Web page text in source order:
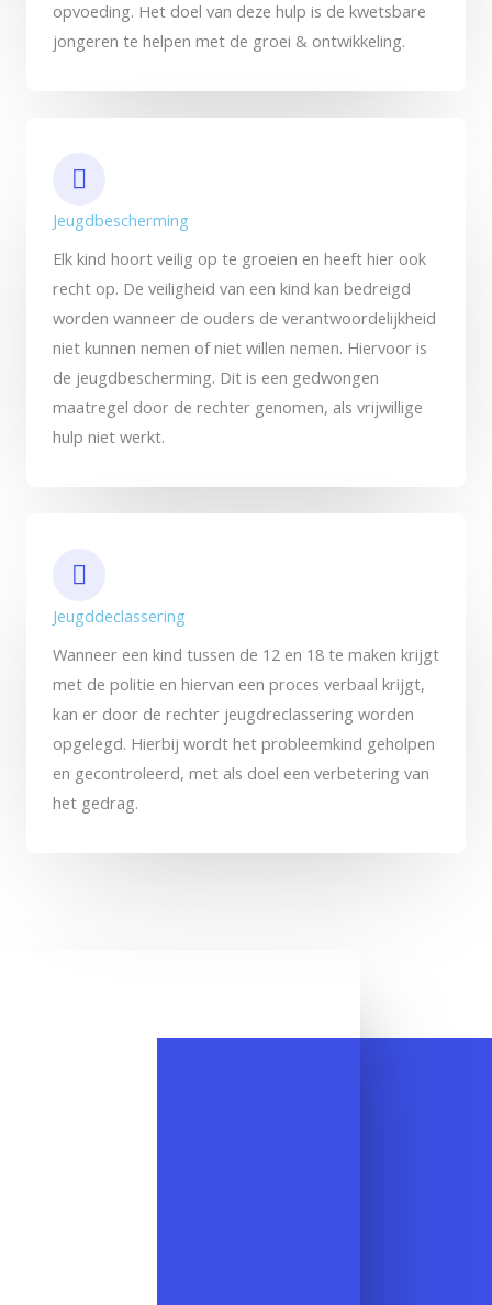
opvoeding. Het doel van deze hulp is de kwetsbare
jongeren te helpen met de groei & ontwikkeling.
Jeugdbescherming
Elk kind hoort veilig op te groeien en heeft hier ook
recht op. De veiligheid van een kind kan bedreigd
worden wanneer de ouders de verantwoordelijkheid
niet kunnen nemen of niet willen nemen. Hiervoor is
de jeugdbescherming. Dit is een gedwongen
maatregel door de rechter genomen, als vrijwillige
hulp niet werkt.
Jeugddeclassering
Wanneer een kind tussen de 12 en 18 te maken krijgt
met de politie en hiervan een proces verbaal krijgt,
kan er door de rechter jeugdreclassering worden
opgelegd. Hierbij wordt het probleemkind geholpen
en gecontroleerd, met als doel een verbetering van
het gedrag.